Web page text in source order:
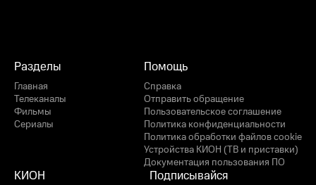
Разделы
Главная
Телеканалы
Фильмы
Сериалы
Помощь
Справка
Отправить обращение
Пользовательское соглашение
Политика конфиденциальности
Политика обработки файлов cookie
Устройства КИОН (ТВ и приставки)
Документация пользования ПО
КИОН Подписывайся